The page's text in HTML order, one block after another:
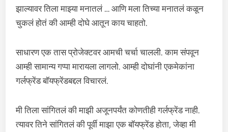
झाल्यावर तिला माझ्या मनातलं … आणि मला तिच्या मनातलं कळून
चुकलं होतं की आम्ही दोघे आतून काय चाहतो.
साधारण एक तास प्रोजेक्टवर आमची चर्चा चालली. काम संपवून
आम्ही सामान्य गप्पा मारायला लागलो. आम्ही दोघांनी एकमेकांना
गर्लफ्रेंड बॉयफ्रेंडबद्दल विचारलं.
मी तिला सांगितलं की माझी अजूनपर्यंत कोणतीही गर्लफ्रेंड नाही.
त्यावर तिने सांगितलं की पूर्वी माझा एक बॉयफ्रेंड होता, जेव्हा मी